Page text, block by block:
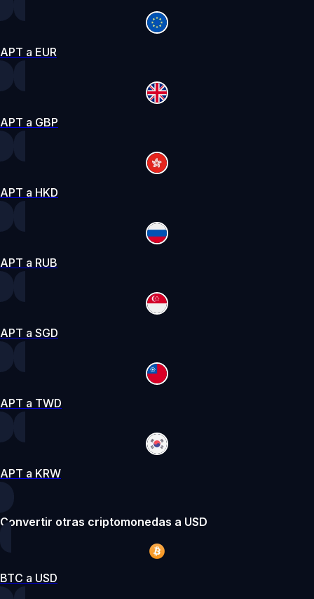
APT a EUR
APT a GBP
APT a HKD
APT a RUB
APT a SGD
APT a TWD
APT a KRW
Convertir otras criptomonedas a USD
BTC a USD